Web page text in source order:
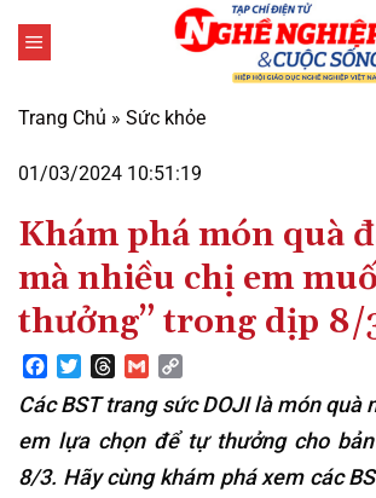
qua
dung
Trang Chủ » Sức khỏe
01/03/2024 10:51:19
Khám phá món quà
mà nhiều chị em
thưởng” trong dịp 8/
Facebook
TwitterThreads
Gmail
Link
Các BST trang sức DOJI là món quà
em lựa chọn để tự thưởng cho
8/3. Hãy cùng khám phá xem các